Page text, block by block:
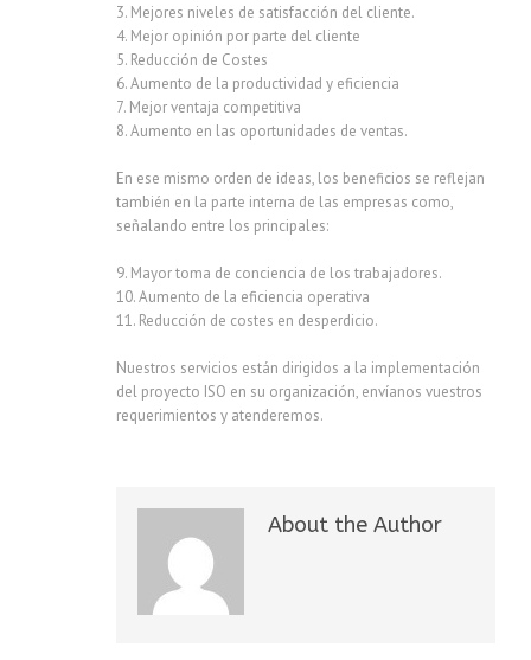
3. Mejores niveles de satisfacción del cliente.
4. Mejor opinión por parte del cliente
5. Reducción de Costes
6. Aumento de la productividad y eficiencia
7. Mejor ventaja competitiva
8. Aumento en las oportunidades de ventas.
En ese mismo orden de ideas, los beneficios se reflejan
también en la parte interna de las empresas como,
señalando entre los principales:
9. Mayor toma de conciencia de los trabajadores.
10. Aumento de la eficiencia operativa
11. Reducción de costes en desperdicio.
Nuestros servicios están dirigidos a la implementación
del proyecto ISO en su organización, envíanos vuestros
requerimientos y atenderemos.
About the Author